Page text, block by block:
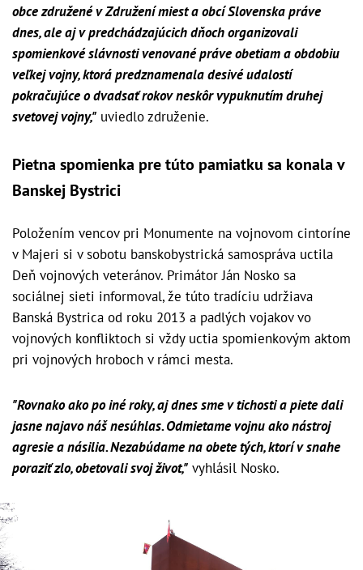
obce združené v Združení miest a obcí Slovenska práve
dnes, ale aj v predchádzajúcich dňoch organizovali
spomienkové slávnosti venované práve obetiam a obdobiu
veľkej vojny, ktorá predznamenala desivé udalostí
pokračujúce o dvadsať rokov neskôr vypuknutím druhej
svetovej vojny," uviedlo združenie.
Pietna spomienka pre túto pamiatku sa konala v
Banskej Bystrici
Položením vencov pri Monumente na vojnovom cintoríne
v Majeri si v sobotu banskobystrická samospráva uctila
Deň vojnových veteránov. Primátor Ján Nosko sa
sociálnej sieti informoval, že túto tradíciu udržiava
Banská Bystrica od roku 2013 a padlých vojakov vo
vojnových konfliktoch si vždy uctia spomienkovým aktom
pri vojnových hroboch v rámci mesta.
"Rovnako ako po iné roky, aj dnes sme v tichosti a piete dali
jasne najavo náš nesúhlas. Odmietame vojnu ako nástroj
agresie a násilia. Nezabúdame na obete tých, ktorí v snahe
poraziť zlo, obetovali svoj život," vyhlásil Nosko.